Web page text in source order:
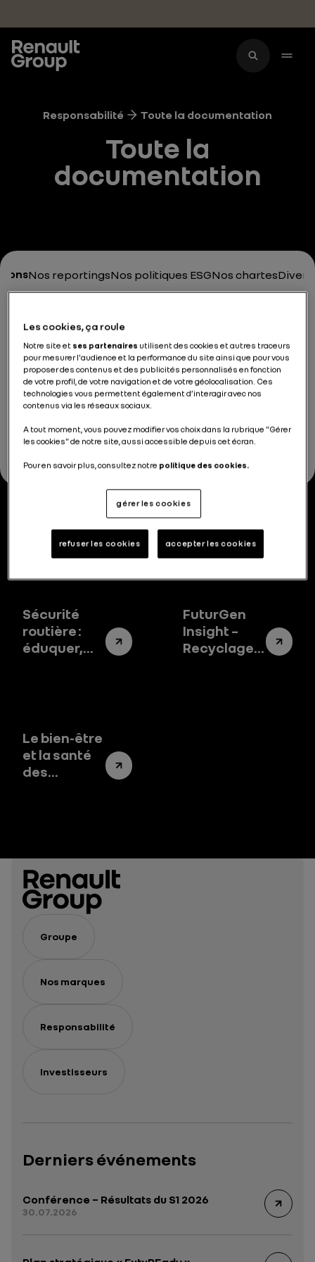
Responsabilité Toute la documentation
Toute la
documentation
Nos reportingsNos politiques ESGNos chartes
Toutes nos présentations investisseurs sont
disponibles sur la page "investissement
responsable - ESG"
Accéder
Nos actualités
Sécurité
routière :
éduquer,
FuturGen
Insight –
Recyclage
Le bien-être
et la santé
des
durable
Groupe
Nos marques
Responsabilité
Investisseurs
Derniers événements
Conférence – Résultats du S1 2026
30.07.2026
Les cookies, ça roule
Notre site et ses partenaires utilisent des cookies et autres traceurs
pour mesurer l'audience et la performance du site ainsi que pour vous
proposer des contenus et des publicités personnalisés en fonction
de votre profil, de votre navigation et de votre géolocalisation. Ces
technologies vous permettent également d’interagir avec nos
contenus via les réseaux sociaux.
A tout moment, vous pouvez modifier vos choix dans la rubrique "Gérer
les cookies" de notre site, aussi accessible depuis cet écran.
Pour en savoir plus, consultez notre politique des cookies.
gérer les cookies
refuser les cookies accepter les cookies